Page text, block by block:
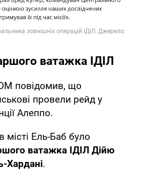
ватажка ІДІЛ
повідомив, що
провели рейд у
Алеппо.
місті Ель-Баб було
ватажка ІДІЛ Дійю
Хардані.